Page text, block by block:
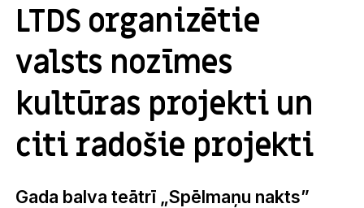
LTDS organizētie
valsts nozīmes
kultūras projekti un
citi radošie projekti
Gada balva teātrī „Spēlmaņu nakts”